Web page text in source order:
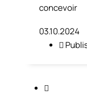
concevoir
03.10.2024